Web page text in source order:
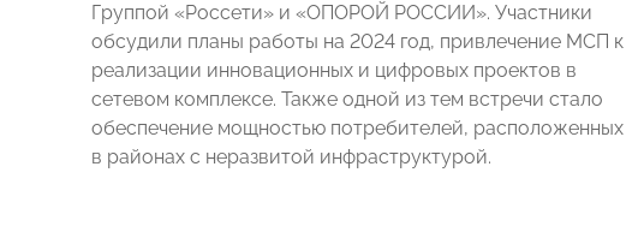
Группой «Россети» и «ОПОРОЙ РОССИИ». Участники
обсудили планы работы на 2024 год, привлечение МСП к
реализации инновационных и цифровых проектов в
сетевом комплексе. Также одной из тем встречи стало
обеспечение мощностью потребителей, расположенных
в районах с неразвитой инфраструктурой.